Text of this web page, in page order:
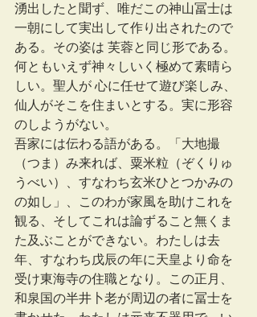
湧出したと聞ず、唯だこの神山冨士は
一朝にして実出して作り出されたので
ある。その姿は 芙蓉と同じ形である。
何ともいえず神々しいく極めて素晴ら
しい。聖人が 心に任せて遊び楽しみ、
仙人がそこを住まいとする。実に形容
のしようがない。
吾家には伝わる語がある。「大地撮
（つま）み来れば、粟米粒（ぞくりゅ
うべい）、すなわち玄米ひとつかみの
の如し」、このわが家風を助けこれを
観る、そしてこれは論ずること無くま
た及ぶことができない。わたしは去
年、すなわち戊辰の年に天皇より命を
受け東海寺の住職となり。この正月、
和泉国の半井卜老が周辺の者に冨士を